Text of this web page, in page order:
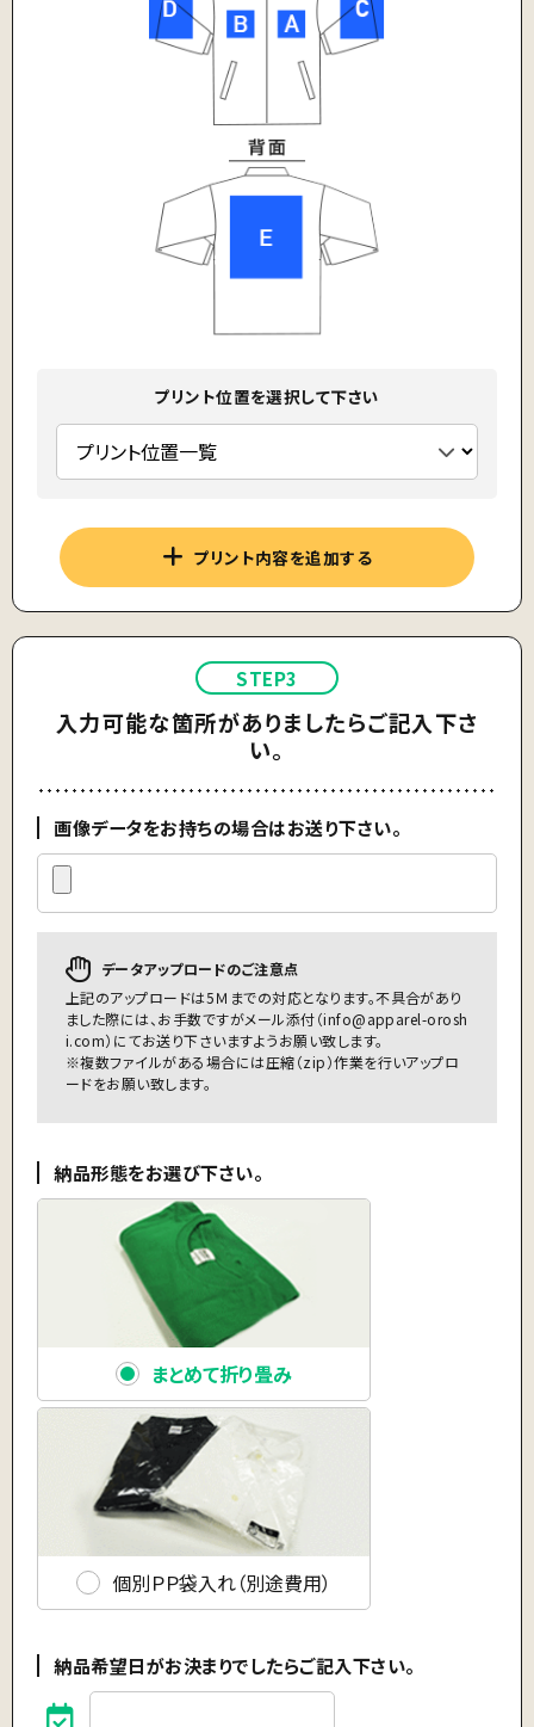
プリント位置を選択して下さい
プリント内容を追加する
STEP3
入力可能な箇所がありましたらご記入下さ
い。
画像データをお持ちの場合はお送り下さい。
データアップロードのご注意点
上記のアップロードは5Ｍまでの対応となります。不具合があり
ました際には、お手数ですがメール添付（info@apparel-orosh
i.com）にてお送り下さいますようお願い致します。
※複数ファイルがある場合には圧縮（zip）作業を行いアップロ
ードをお願い致します。
納品形態をお選び下さい。
まとめて折り畳み
個別ＰＰ袋入れ（別途費用）
納品希望日がお決まりでしたらご記入下さい。